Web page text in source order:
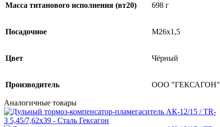
Масса титанового исполнения (вт20) 698 г
Посадочное М26х1,5
Цвет Чёрный
Производитель ООО "ГЕКСАГОН"
Аналогичные товары